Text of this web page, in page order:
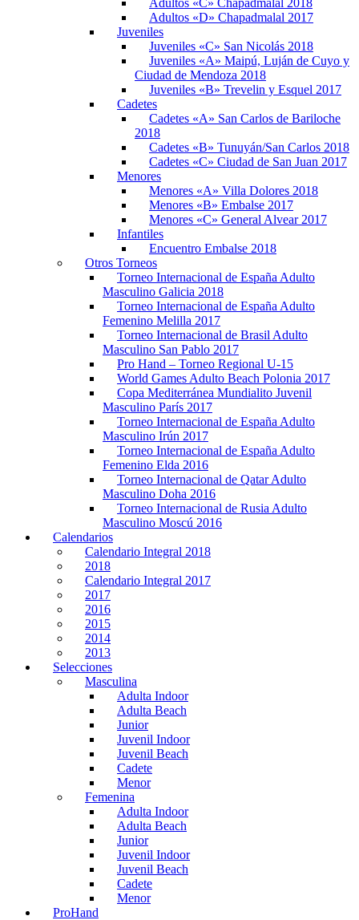
Adultos «D» Chapadmalal 2017
Juveniles
Juveniles «C» San Nicolás 2018
Juveniles «A» Maipú, Luján de Cuyo y
Ciudad de Mendoza 2018
Juveniles «B» Trevelin y Esquel 2017
Cadetes
Cadetes «A» San Carlos de Bariloche
2018
Cadetes «B» Tunuyán/San Carlos 2018
Cadetes «C» Ciudad de San Juan 2017
Menores
Menores «A» Villa Dolores 2018
Menores «B» Embalse 2017
Menores «C» General Alvear 2017
Infantiles
Encuentro Embalse 2018
Otros Torneos
Torneo Internacional de España Adulto
Masculino Galicia 2018
Torneo Internacional de España Adulto
Femenino Melilla 2017
Torneo Internacional de Brasil Adulto
Masculino San Pablo 2017
Pro Hand – Torneo Regional U-15
World Games Adulto Beach Polonia 2017
Copa Mediterránea Mundialito Juvenil
Masculino París 2017
Torneo Internacional de España Adulto
Masculino Irún 2017
Torneo Internacional de España Adulto
Femenino Elda 2016
Torneo Internacional de Qatar Adulto
Masculino Doha 2016
Torneo Internacional de Rusia Adulto
Masculino Moscú 2016
Calendarios
Calendario Integral 2018
2018
Calendario Integral 2017
2017
2016
2015
2014
2013
Selecciones
Masculina
Adulta Indoor
Adulta Beach
Junior
Juvenil Indoor
Juvenil Beach
Cadete
Menor
Femenina
Adulta Indoor
Adulta Beach
Junior
Juvenil Indoor
Juvenil Beach
Cadete
Menor
ProHand